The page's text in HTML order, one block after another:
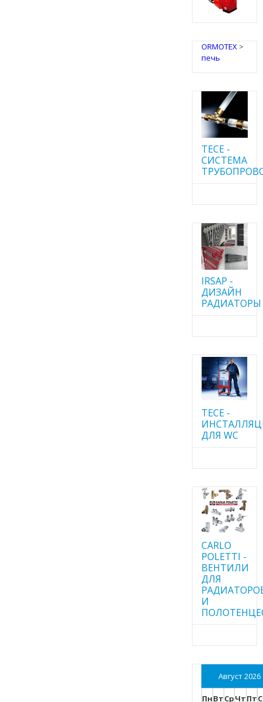
ORMOTEX>
печь
TECE -
CИСТЕМА
IRSAP -
ДИЗАЙН
РАДИАТОРЫ
TECE -
ДЛЯ WC
CARLO
POLETTI -
ВЕНТИЛИ
ДЛЯ
И
Август 2026
ПнВтСрЧтПт